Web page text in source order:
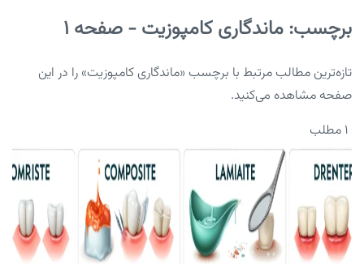
برچسب: ماندگاری کامپوزیت - صفحه 1
تازه‌ترین مطالب مرتبط با برچسب «ماندگاری کامپوزیت» را در این
صفحه مشاهده می‌کنید.
۱ مطلب